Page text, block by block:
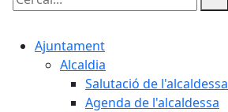
Cercar:
Ajuntament
Alcaldia
Salutació de l'alcaldessa
Agenda de l'alcaldessa